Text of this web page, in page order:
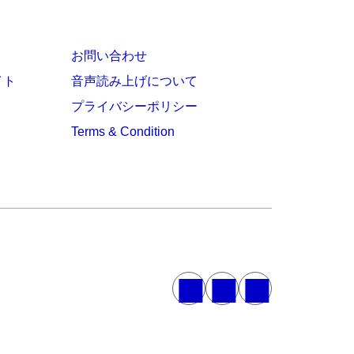
お問い合わせ
音声読み上げについて
プライバシーポリシー
Terms & Condition